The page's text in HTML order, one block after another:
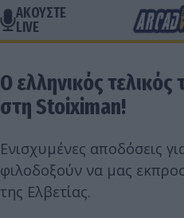
ΑΚΟΥΣΤΕ
LIVE
Ο ελληνικός τελικός
στη Stoiximan!
Ενισχυμένες αποδόσεις
φιλοδοξούν να μας
της Ελβετίας.